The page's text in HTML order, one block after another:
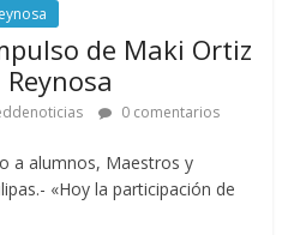
de Maki Ortiz
0 comentarios
a alumnos, Maestros y
«Hoy la participación de